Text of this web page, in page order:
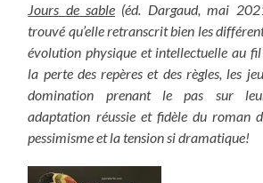
Jours de sable (éd. Dargaud, mai
trouvé qu’elle retranscrit bien les
évolution physique et intellectuelle au fil
la perte des repères et des règles, les
domination prenant le pas sur
adaptation réussie et fidèle du roman
pessimisme et la tension si dramatique!